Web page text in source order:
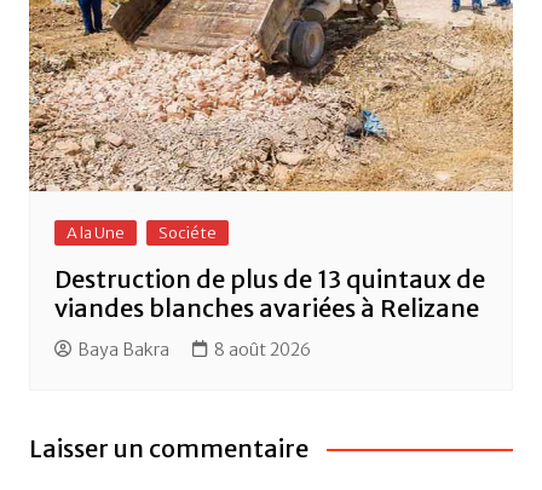
A la Une Sociéte
Destruction de plus de 13 quintaux de
viandes blanches avariées à Relizane
Baya Bakra 8 août 2026
Laisser un commentaire